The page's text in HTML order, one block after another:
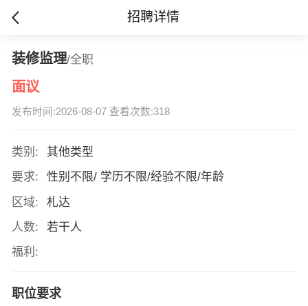
招聘详情
装修监理/全职
面议
发布时间:2026-08-07 查看次数:318
类别:
其他类型
要求:
性别不限/ 学历不限/经验不限/年龄
区域:
札达
人数:
若干人
福利:
职位要求